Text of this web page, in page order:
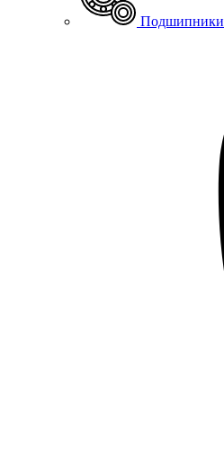
Подшипники